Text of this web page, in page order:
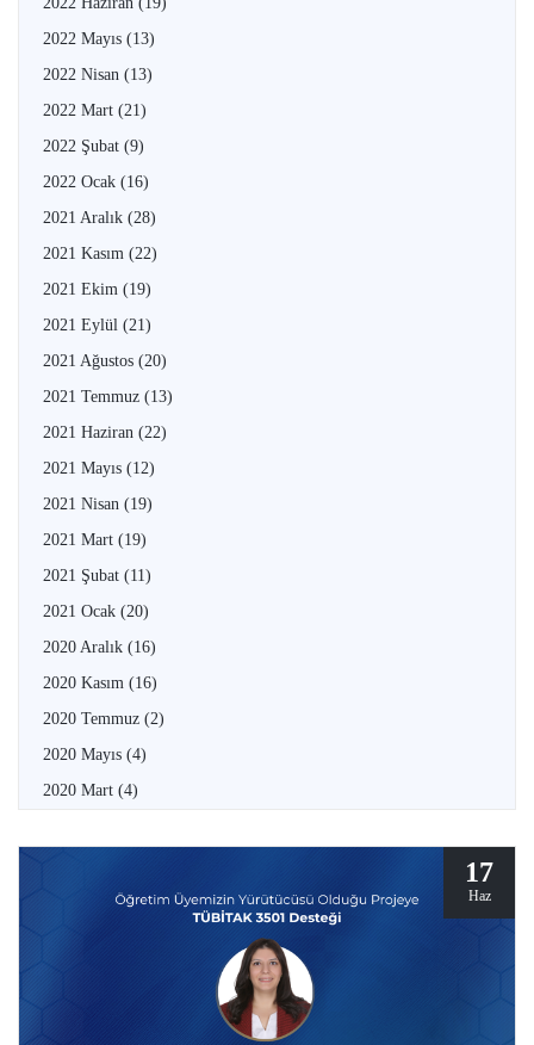
2022 Mayıs (13)
2022 Nisan (13)
2022 Mart (21)
2022 Şubat (9)
2022 Ocak (16)
2021 Aralık (28)
2021 Kasım (22)
2021 Ekim (19)
2021 Eylül (21)
2021 Ağustos (20)
2021 Temmuz (13)
2021 Haziran (22)
2021 Mayıs (12)
2021 Nisan (19)
2021 Mart (19)
2021 Şubat (11)
2021 Ocak (20)
2020 Aralık (16)
2020 Kasım (16)
2020 Temmuz (2)
2020 Mayıs (4)
2020 Mart (4)
17
Haz